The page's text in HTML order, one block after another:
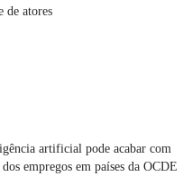
de atores
artificial pode acabar com
empregos em países da OCDE